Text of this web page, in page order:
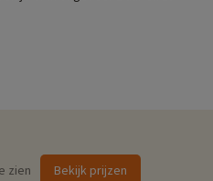
kun je bij de dieren blijven! Je
Safari Lodge zijn, net als de
om je een meeslepende
bij de natuur. Je verblijft in een
zien Bekijk prijzen